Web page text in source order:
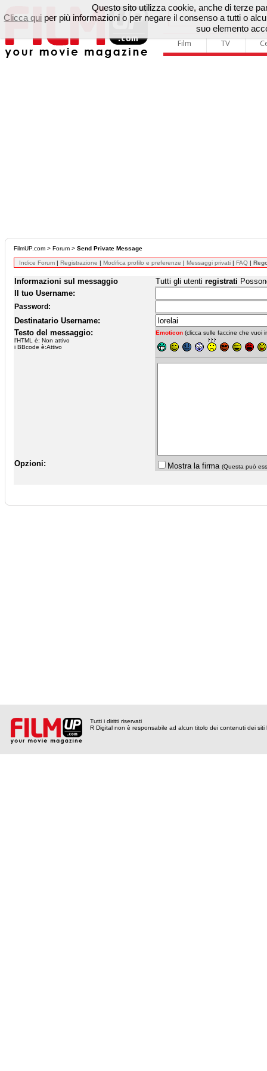
Film TV
FilmUP.com > Forum > Send Private Message
Indice Forum | Registrazione | Modifica profilo e preferenze | Messaggi privati | FAQ |
Informazioni sul messaggio Tutti gli utenti registrati
Il tuo Username:
Password:
Destinatario Username:
Testo del messaggio:
l'HTML è: Non attivo
i BBcode è:Attivo
Emoticon (clicca sulle faccine che vuoi
Opzioni: Mostra la firma (Questa può
Tutti i diritti riservati
R Digital non è responsabile ad alcun titolo dei contenuti dei siti
Questo sito utilizza cookie, anche di terze
Clicca qui per più informazioni o per negare il consenso a tutti o
suo elemento